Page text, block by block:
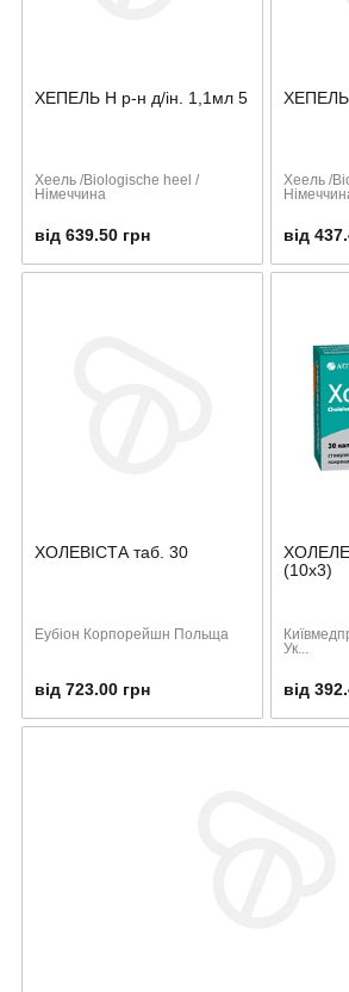
ХЕПЕЛЬ Н р-н д/ін. 1,1мл 5
Хеель /Biologische heel /
Німеччина
від 639.50 грн
ХЕПЕЛЬ
Хеель /
від
ХОЛЕВІСТА таб. 30
Еубіон Корпорейшн Польща
від 723.00 грн
(10х3)
Ук...
від